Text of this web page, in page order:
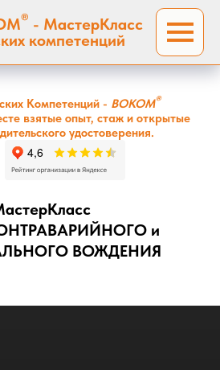
® - МастерКласс
компетенций
Компетенций - ВОКОМ®
взятые опыт, стаж и открытые
удостоверения.
и
ВОЖДЕНИЯ